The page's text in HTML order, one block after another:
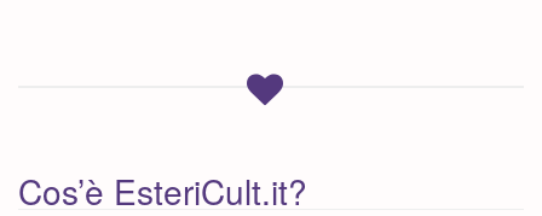
Cos’è EsteriCult.it?